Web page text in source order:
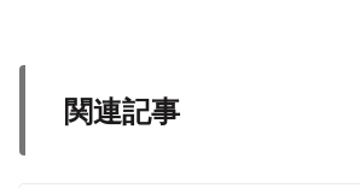
関連記事